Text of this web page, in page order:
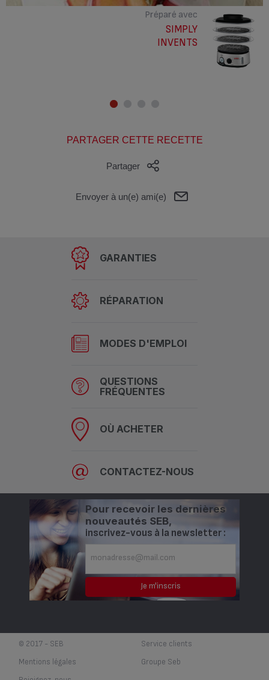
Préparé avec
SIMPLY
INVENTS
PARTAGER CETTE RECETTE
Partager
Envoyer à un(e) ami(e)
GARANTIES
RÉPARATION
MODES D'EMPLOI
QUESTIONS
FRÉQUENTES
OÙ ACHETER
CONTACTEZ-NOUS
Pour recevoir les dernières
nouveautés SEB,
inscrivez-vous à la newsletter :
© 2017 - SEB
Service clients
Mentions légales
Groupe Seb